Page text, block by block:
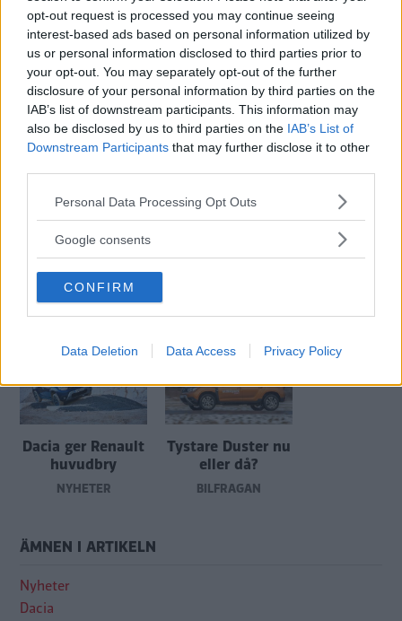
opt-out request is processed you may continue seeing
interest-based ads based on personal information utilized by
us or personal information disclosed to third parties prior to
your opt-out. You may separately opt-out of the further
disclosure of your personal information by third parties on the
IAB’s list of downstream participants. This information may
also be disclosed by us to third parties on the IAB’s List of
Downstream Participants that may further disclose it to other
Please note that this website/app uses one or more Google
not limited to your visit or usage behaviour. You may click to
use your data for below specified purposes in below Google
consent section.
Personal Data Processing Opt Outs
Google consents
CONFIRM
Data Deletion Data Access Privacy Policy
MISSA INTE KOMMANDE ARTIKLAR OM DACIA
Få vårt nyhetsbrev utan kostnad
Genom att anmäla dig godkänner du OK-förlagets
personuppgiftspolicy.
Dacia ger Renault
huvudbry
NYHETER
Tystare Duster nu
eller då?
BILFRÅGAN
ÄMNEN I ARTIKELN
Nyheter
Dacia